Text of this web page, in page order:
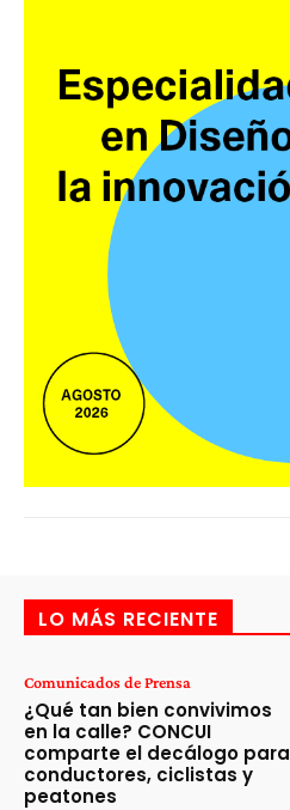
LO MÁS RECIENTE
Comunicados de Prensa
¿Qué tan bien convivimos
en la calle? CONCUI
comparte el decálogo para
conductores, ciclistas y
peatones